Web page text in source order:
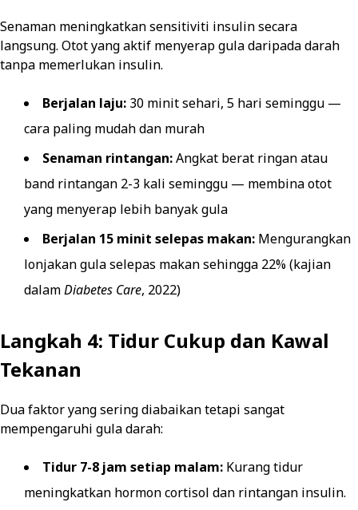
Senaman meningkatkan sensitiviti insulin secara
langsung. Otot yang aktif menyerap gula daripada darah
tanpa memerlukan insulin.
Berjalan laju: 30 minit sehari, 5 hari seminggu —
cara paling mudah dan murah
Senaman rintangan:Angkat berat ringan atau
band rintangan 2-3 kali seminggu — membina otot
yang menyerap lebih banyak gula
Berjalan 15 minit selepas makan: Mengurangkan
lonjakan gula selepas makan sehingga 22% (kajian
dalamDiabetes Care, 2022)
Langkah 4: Tidur Cukup dan Kawal
Tekanan
Dua faktor yang sering diabaikan tetapi sangat
mempengaruhi gula darah:
Tidur 7-8 jam setiap malam: Kurang tidur
meningkatkan hormon cortisol dan rintangan insulin.